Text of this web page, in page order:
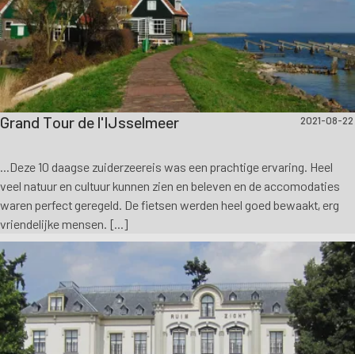
Grand Tour de l'IJsselmeer 2021-08-22
...Deze 10 daagse zuiderzeereis was een prachtige ervaring. Heel
veel natuur en cultuur kunnen zien en beleven en de accomodaties
waren perfect geregeld. De fietsen werden heel goed bewaakt, erg
vriendelijke mensen. [...]